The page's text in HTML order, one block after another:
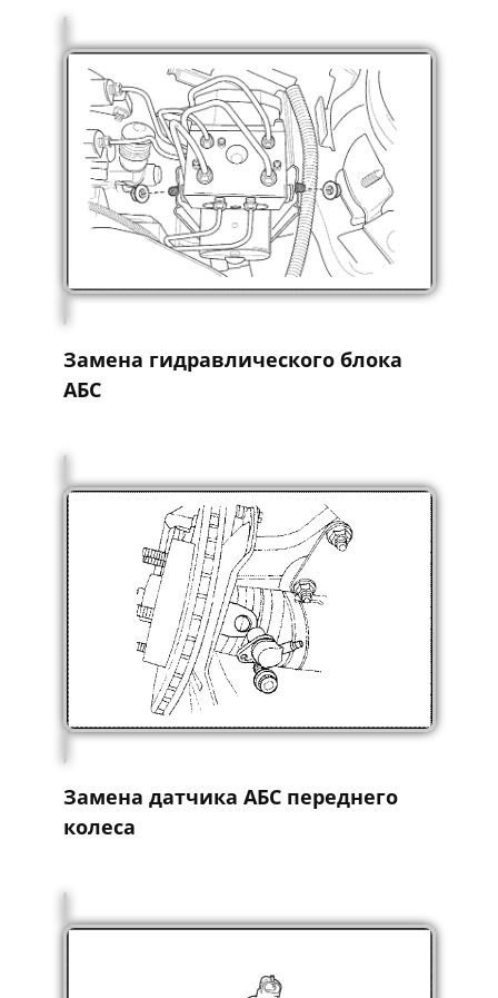
Замена гидравлического блока
АБС
Замена датчика АБС переднего
колеса